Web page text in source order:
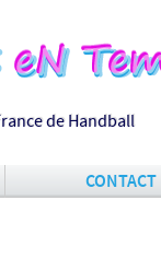
de Handball
CONTACT